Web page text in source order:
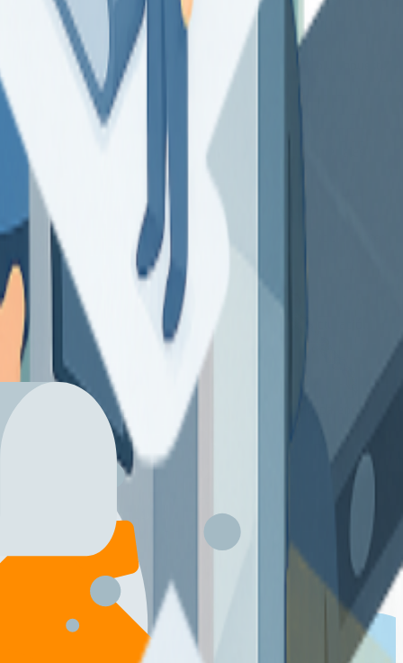
y el cumplimiento normativo. Controla vencimientos, impuestos
o por proyecto. Con un seguimiento preciso de materiales,
Con trazabilidad completa y conexión directa con stock, ventas
con lectores, tiquetes e integración directa con la facturación.
informes automáticos y accesibles, garantiza transparencia y